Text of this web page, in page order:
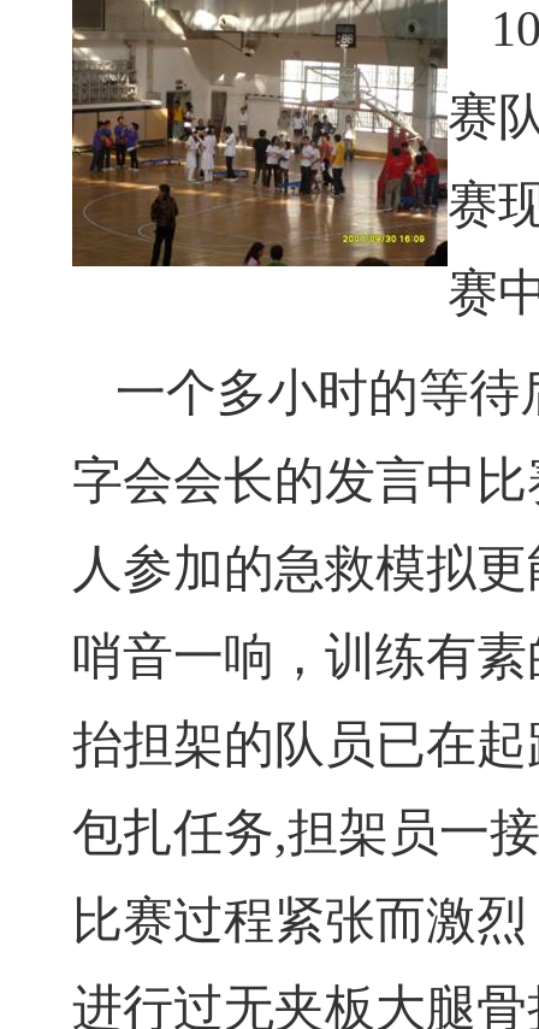
赛
赛
赛
一个多小时的等
字会会长的发言中
人参加的急救模拟
哨音一响，训练有
抬担架的队员已在
包扎任务,担架员一
比赛过程紧张而激
进行过无夹板大腿